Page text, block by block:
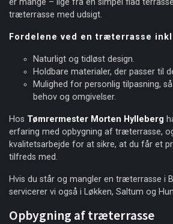
træterrasse med udsigt.
Fordelene ved en træterrasse
Naturligt og tidløst design.
Holdbare materialer, der passer til
Mulighed for personlig tilpasning,
behov og omgivelser.
Hos Tømrermester Morten Hylleberg
erfaring med opbygning af træterrasse,
kvalitetsarbejde for at sikre, at du får et
tilfreds med.
Hvis du står og mangler en træterrasse i
servicerer vi også i Løkken, Saltum og
Opbygning af træterrasse